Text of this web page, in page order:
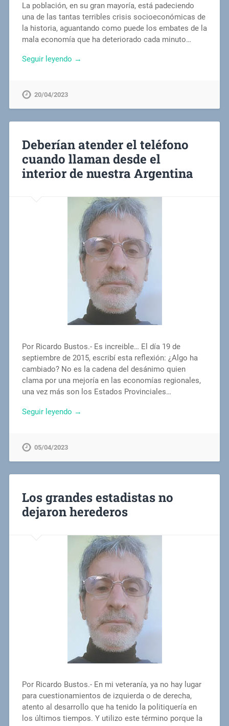
La población, en su gran mayoría, está padeciendo
una de las tantas terribles crisis socioeconómicas de
la historia, aguantando como puede los embates de la
mala economía que ha deteriorado cada minuto…
Seguir leyendo →
20/04/2023
Deberían atender el teléfono
cuando llaman desde el
interior de nuestra Argentina
Por Ricardo Bustos.- Es increible… El día 19 de
septiembre de 2015, escribí esta reflexión: ¿Algo ha
cambiado? No es la cadena del desánimo quien
clama por una mejoría en las economías regionales,
una vez más son los Estados Provinciales…
Seguir leyendo →
05/04/2023
Los grandes estadistas no
dejaron herederos
Por Ricardo Bustos.- En mi veteranía, ya no hay lugar
para cuestionamientos de izquierda o de derecha,
atento al desarrollo que ha tenido la politiquería en
los últimos tiempos. Y utilizo este término porque la